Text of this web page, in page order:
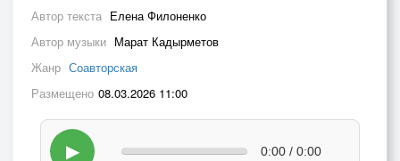
Автор текста Елена Филоненко
Автор музыки Марат Кадырметов
Жанр Соавторская
Размещено 08.03.2026 11:00
▶ 0:00 / 0:00